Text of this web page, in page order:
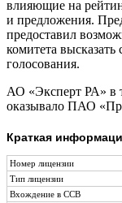
Краткая
Номер лицензии
Тип лицензии
Вхождение в ССВ
влияющие на
и предложения.
предоставил
комитета
голосования.
АО «Эксперт РА» в
оказывало ПАО